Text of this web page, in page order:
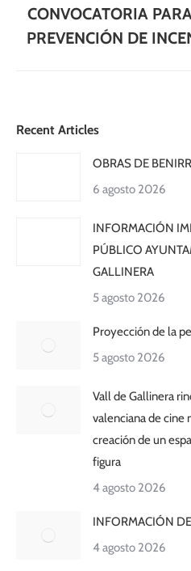
CONVOCATORIA
PREVENCIÓN DE
Recent Articles
OBRAS DE
6 agosto 2026
INFORMACIÓN
PÚBLICO
GALLINERA
5 agosto 2026
Proyección de la
5 agosto 2026
Vall de Gallinera
valenciana de cine
creación de un
figura
4 agosto 2026
INFORMACIÓN
4 agosto 2026